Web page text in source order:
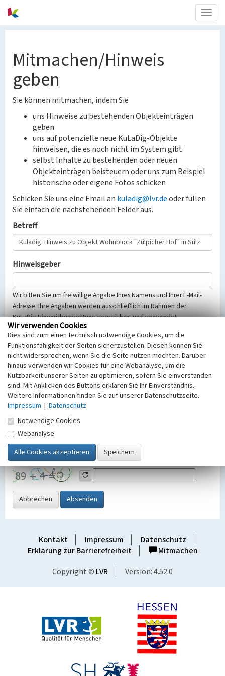
Mitmachen/Hinweis
geben
Sie können mitmachen, indem Sie
uns Hinweise zu bestehenden Objekteinträgen
geben
uns auf potenzielle neue KuLaDig-Objekte
hinweisen, die es noch nicht im System gibt
selbst Inhalte zu bestehenden oder neuen
Objekteinträgen beisteuern oder uns zum Beispiel
historische oder eigene Fotos schicken
Schicken Sie uns eine Email an kuladig@lvr.deoder füllen
Sie einfach die nachstehenden Felder aus.
Betreff
Hinweisgeber
Wir bitten Sie um freiwillige Angabe Ihres Namens und Ihrer E-Mail-
Adresse. Ihre Angaben werden ausschließlich im Rahmen der
KuLaDig-Hinweisbearbeitung gespeichert und verwendet.
Selbstverständlich werden diese entsprechend der Vorschriften des
Telemediengesetzes, des Datenschutzgesetzes NRW und der seit
dem 25.05.2018 gültigen Europäischen Datenschutzgrundverordnung
(EU-DSGVO) vertraulich behandelt, beachten Sie bitte unsere
Hinweise zumDatenschutz
Nachricht
SicherheitsabfrageTragen Sie unten das Rechenergebnis aus der
Grafik ein
Abbrechen Absenden
Kontakt Impressum
Datenschutz
Erklärung zur Barrierefreiheit
Mitmachen
Copyright © LVR Version: 4.52.0
Wir verwenden Cookies
Dies sind zum einen technisch notwendige Cookies, um die
Funktionsfähigkeit der Seiten sicherzustellen. Diesen können Sie
nicht widersprechen, wenn Sie die Seite nutzen möchten. Darüber
hinaus verwenden wir Cookies für eine Webanalyse, um die
Nutzbarkeit unserer Seiten zu optimieren, sofern Sie einverstanden
sind. Mit Anklicken des Buttons erklären Sie Ihr Einverständnis.
Weitere Informationen finden Sie auf unserer Datenschutzseite.
Impressum | Datenschutz
Notwendige Cookies
Webanalyse